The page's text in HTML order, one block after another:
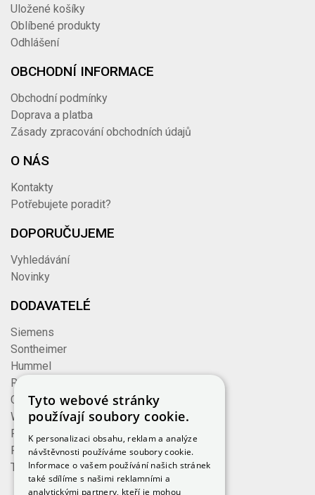
Uložené košíky
Oblíbené produkty
Odhlášení
OBCHODNÍ INFORMACE
Obchodní podmínky
Doprava a platba
Zásady zpracování obchodních údajů
O NÁS
Kontakty
Potřebujete poradit?
DOPORUČUJEME
Vyhledávání
Novinky
DODAVATELÉ
Siemens
Sontheimer
Hummel
Rose
Cembre
Wieland
Formzeug
Finder
TE Connectivity
Tyto webové stránky
používají soubory cookie.
K personalizaci obsahu, reklam a analýze
návštěvnosti používáme soubory cookie.
Informace o vašem používání našich stránek
také sdílíme s našimi reklamními a
analytickými partnery, kteří je mohou